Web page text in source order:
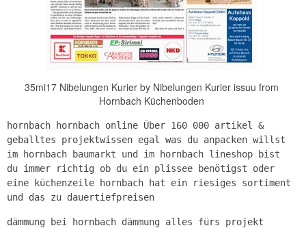
35mi17 Nibelungen Kurier by Nibelungen Kurier issuu from
Hornbach Küchenboden
hornbach hornbach online Über 160 000 artikel &
geballtes projektwissen egal was du anpacken willst
im hornbach baumarkt und im hornbach lineshop bist
du immer richtig ob du ein plissee benötigst oder
eine küchenzeile hornbach hat ein riesiges sortiment
und das zu dauertiefpreisen
dämmung bei hornbach dämmung alles fürs projekt